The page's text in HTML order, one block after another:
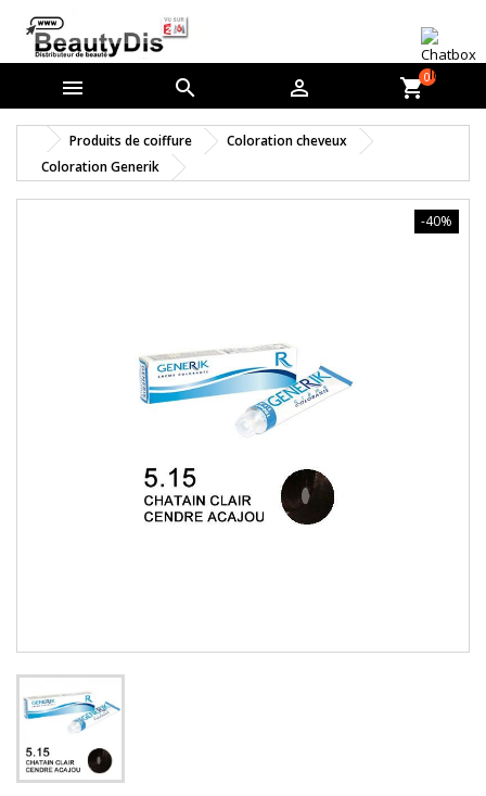
   shopping_cart0
Produits de coiffure
Coloration cheveux
Coloration Generik
-40%